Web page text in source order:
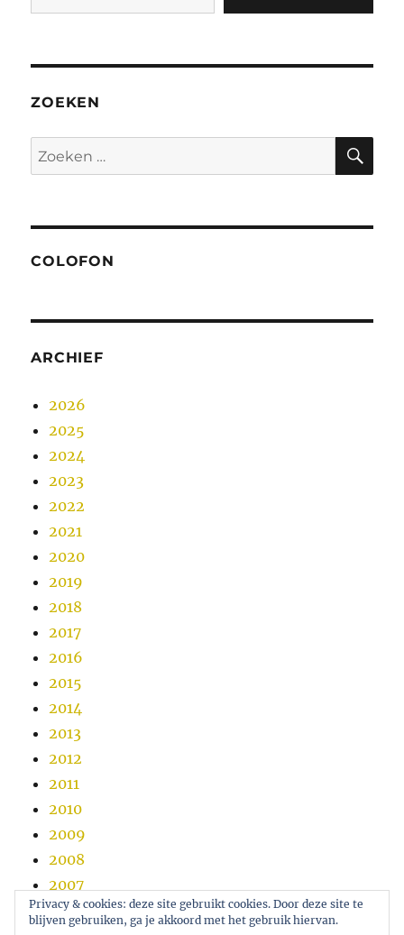
ZOEKEN
Zoeken
naar:
COLOFON
ARCHIEF
2026
2025
2024
2023
2022
2021
2020
2019
2018
2017
2016
2015
2014
2013
2012
2011
2010
2009
2008
2007
2006
Privacy & cookies: deze site gebruikt cookies. Door deze site te
blijven gebruiken, ga je akkoord met het gebruik hiervan.